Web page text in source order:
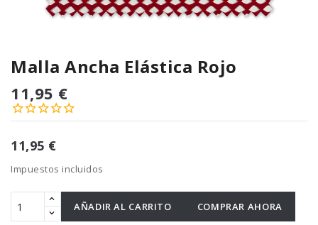
Malla Ancha Elástica Rojo
11,95 €
11,95 €
Impuestos incluidos
AÑADIR AL CARRITO COMPRAR AHORA